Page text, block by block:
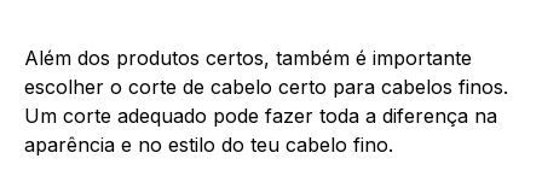
Além dos produtos certos, também é importante
escolher o corte de cabelo certo para cabelos finos.
Um corte adequado pode fazer toda a diferença na
aparência e no estilo do teu cabelo fino.